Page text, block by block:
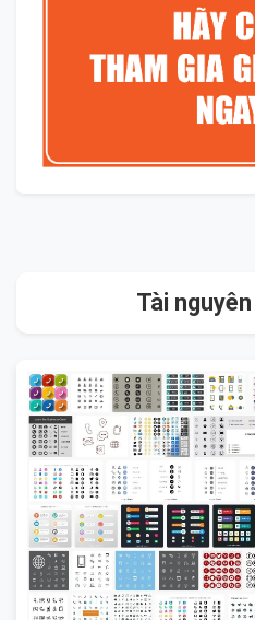
Tài